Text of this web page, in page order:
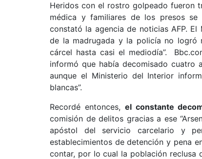
Heridos con el rostro golpeado fueron
médica y familiares de los presos se
constató la agencia de noticias AFP.
de la madrugada y la policía no logró
cárcel hasta casi el mediodía”.
informó que había decomisado cuatro
aunque el Ministerio del Interior
blancas”.
Recordé entonces, el constante
comisión de delitos gracias a ese
apóstol del servicio carcelario y
establecimientos de detención y pena
contar, por lo cual la población reclusa